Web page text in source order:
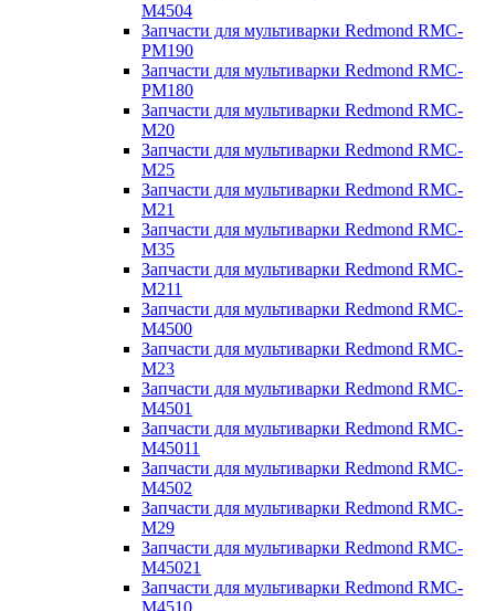
M4504
Запчасти для мультиварки Redmond RMC-
PM190
Запчасти для мультиварки Redmond RMC-
PM180
Запчасти для мультиварки Redmond RMC-
M20
Запчасти для мультиварки Redmond RMC-
M25
Запчасти для мультиварки Redmond RMC-
M21
Запчасти для мультиварки Redmond RMC-
M35
Запчасти для мультиварки Redmond RMC-
M211
Запчасти для мультиварки Redmond RMC-
M4500
Запчасти для мультиварки Redmond RMC-
M23
Запчасти для мультиварки Redmond RMC-
M4501
Запчасти для мультиварки Redmond RMC-
M45011
Запчасти для мультиварки Redmond RMC-
M4502
Запчасти для мультиварки Redmond RMC-
M29
Запчасти для мультиварки Redmond RMC-
M45021
Запчасти для мультиварки Redmond RMC-